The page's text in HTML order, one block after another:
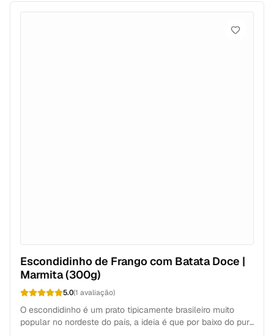
Escondidinho de Frango com Batata Doce |
Marmita (300g)
5.0(1 avaliação)
O escondidinho é um prato tipicamente brasileiro muito
popular no nordeste do país, a ideia é que por baixo do purê